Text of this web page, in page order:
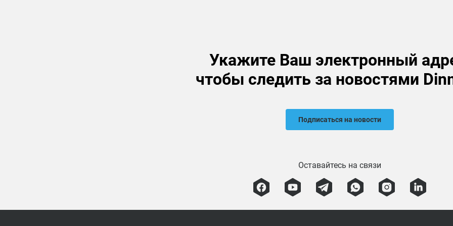
Укажите Ваш электронный
чтобы следить за новостями
Подписаться на новости
Оставайтесь на связи